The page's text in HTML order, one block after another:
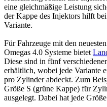
eine gleichmäßige Leistung
der Kappe des Injektors hilft
Variante.
Für Fahrzeuge mit den
Omegas 4.0 Systeme bietet
Diese sind in fünf
erhältlich, wobei jede Variante
pro Zylinder abdeckt. Zum
Größe S (grüne Kappe) für
ausgelegt. Dabei hat jede